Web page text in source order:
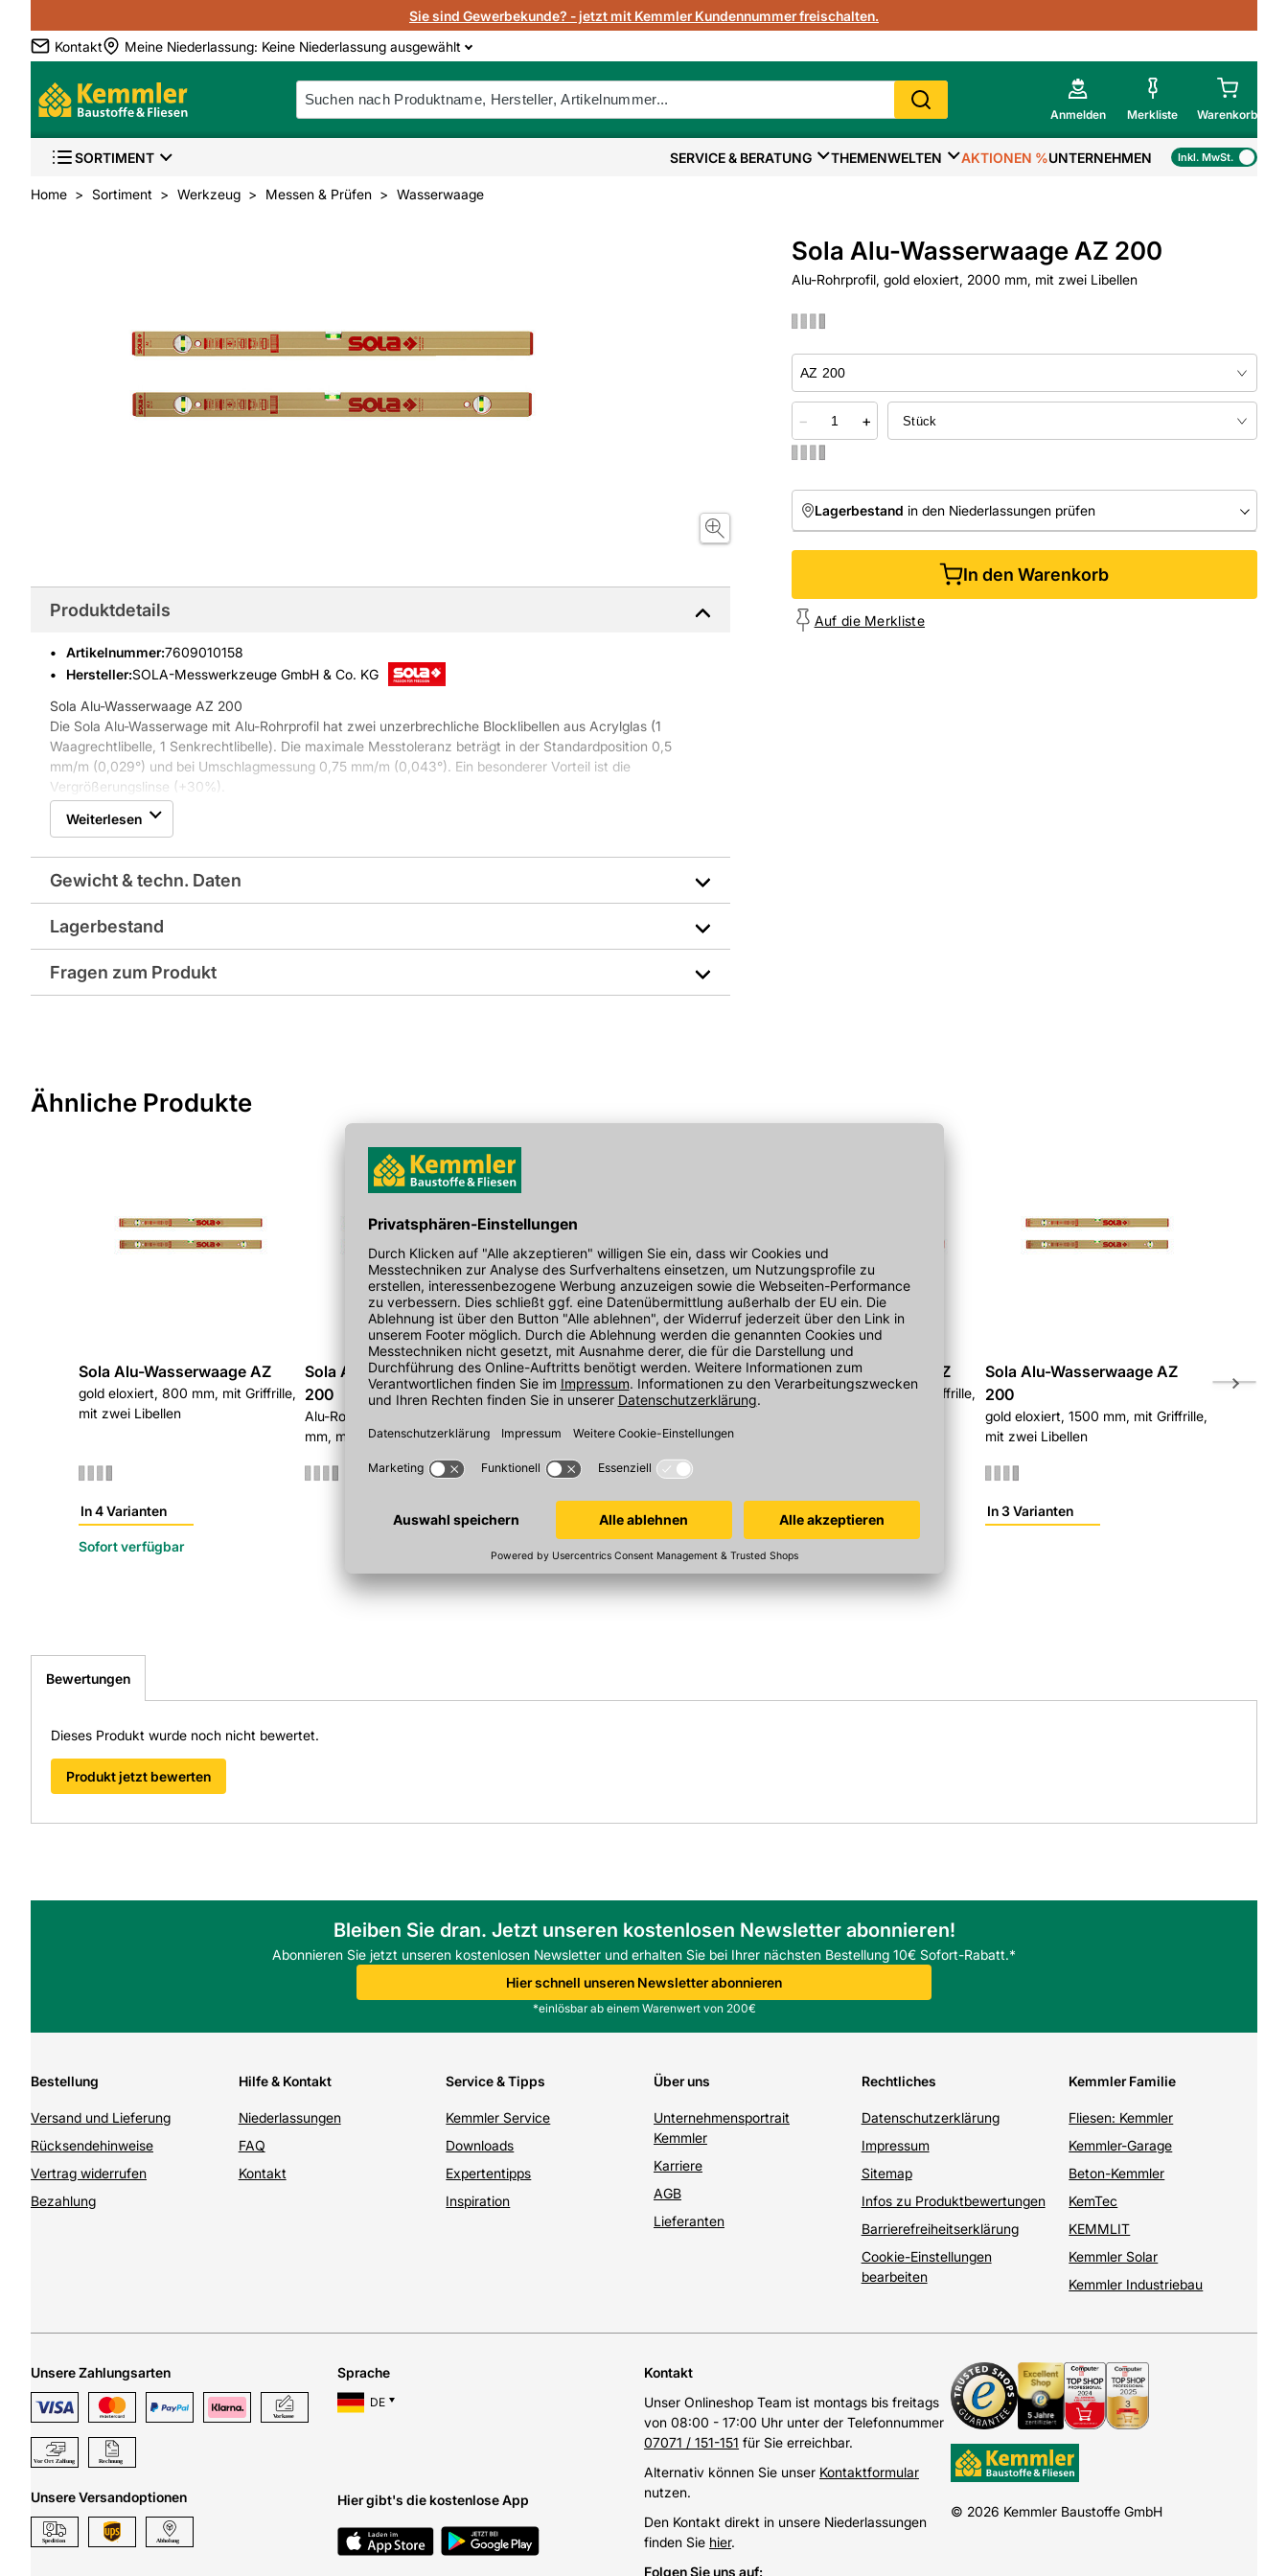
Sie sind Gewerbekunde? - jetzt mit Kemmler Kundennummer freischalten.
Kontakt
Meine Niederlassung: Keine Niederlassung ausgewählt
Anmelden Merkliste Warenkorb
Mein Warenkorb
Zur Kasse
SORTIMENT SERVICE & BERATUNG THEMENWELTEN AKTIONEN %UNTERNEHMEN Inkl. MwSt.
Home Sortiment Werkzeug Messen & Prüfen Wasserwaage
Sola Alu-Wasserwaage AZ 200
Alu-Rohrprofil, gold eloxiert, 2000 mm, mit zwei Libellen
− +
Lagerbestand in den Niederlassungen prüfen
NIEDERLASSUNGEN
In den Warenkorb
Auf die Merkliste
Produktdetails
Artikelnummer:7609010158
Hersteller:SOLA-Messwerkzeuge GmbH & Co. KG
Sola Alu-Wasserwaage AZ 200
Die Sola Alu-Wasserwage mit Alu-Rohrprofil hat zwei unzerbrechliche Blocklibellen aus Acrylglas (1
Waagrechtlibelle, 1 Senkrechtlibelle). Die maximale Messtoleranz beträgt in der Standardposition 0,5
mm/m (0,029°) und bei Umschlagmessung 0,75 mm/m (0,043°). Ein besonderer Vorteil ist die
Vergrößerungslinse (+30%).
Länge: 2000 mm
Farbton: gold eloxiert
Weiterlesen
Gewicht & techn. Daten
Gewicht pro Verkaufseinheit: 1,5 kg
EAN: 9002719000303
Lagerbestand
Fragen zum Produkt
Ähnliche Produkte
Sola Alu-Wasserwaage AZ
gold eloxiert, 800 mm, mit Griffrille,
mit zwei Libellen
In 4 Varianten
Sofort verfügbar
Sola Alu-Wasserwaage AZ
200
Alu-Rohrprofil, gold eloxiert, 1800
mm, mit zwei Libellen
Sola Alu-Wasserwaage AZ
gold eloxiert, mit Griffrille, 1200 mm,
In 4 Varianten
Sola Alu-Wasserwaage AZ
gold eloxiert, 600 mm, mit Griffrille,
In 4 Varianten
Sola Alu-Wasserwaage AZ
200
gold eloxiert, 1500 mm, mit Griffrille,
mit zwei Libellen
In 3 Varianten
gold
Bewertungen
Dieses Produkt wurde noch nicht bewertet.
Produkt jetzt bewerten
Bleiben Sie dran. Jetzt unseren kostenlosen Newsletter abonnieren!
Abonnieren Sie jetzt unseren kostenlosen Newsletter und erhalten Sie bei Ihrer nächsten Bestellung 10€ Sofort-Rabatt.*
Hier schnell unseren Newsletter abonnieren
*einlösbar ab einem Warenwert von 200€
Bestellung
Versand und Lieferung
Rücksendehinweise
Vertrag widerrufen
Bezahlung
Hilfe & Kontakt
Niederlassungen
FAQ
Kontakt
Service & Tipps
Kemmler Service
Downloads
Expertentipps
Inspiration
Über uns
Unternehmensportrait
Kemmler
Karriere
AGB
Lieferanten
Rechtliches
Datenschutzerklärung
Impressum
Sitemap
Infos zu Produktbewertungen
Barrierefreiheitserklärung
Cookie-Einstellungen
bearbeiten
Kemmler Familie
Fliesen: Kemmler
Kemmler-Garage
Beton-Kemmler
KemTec
KEMMLIT
Kemmler Solar
Kemmler Industriebau
Unsere Zahlungsarten
Unsere Versandoptionen
Sprache
DE
Hier gibt's die kostenlose App
Kontakt
Unser Onlineshop Team ist montags bis freitags
von 08:00 - 17:00 Uhr unter der Telefonnummer
07071 / 151-151 für Sie erreichbar.
Alternativ können Sie unser Kontaktformular
nutzen.
Den Kontakt direkt in unsere Niederlassungen
finden Sie hier.
Folgen Sie uns auf:
© 2026 Kemmler Baustoffe GmbH